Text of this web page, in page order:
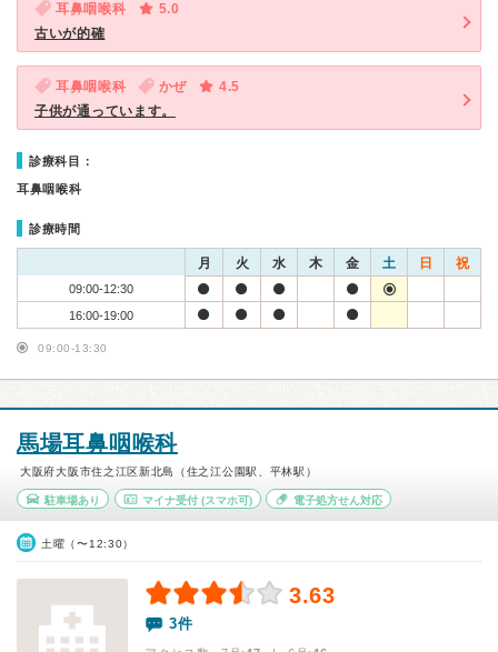
耳鼻咽喉科
5.0
古いが的確
耳鼻咽喉科 かぜ
4.5
子供が通っています。
診療科目：
耳鼻咽喉科
診療時間
月 火 水 木 金 土 日 祝
09:00-12:30
16:00-19:00
09:00-13:30
馬場耳鼻咽喉科
大阪府大阪市住之江区新北島（住之江公園駅、平林駅）
駐車場あり マイナ受付(スマホ可) 電子処方せん対応
土曜（〜12:30）
3.63
3件